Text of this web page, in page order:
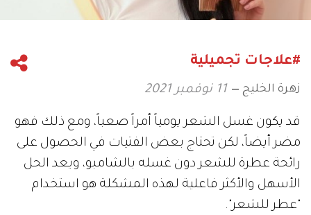
#علاجات تجميلية
زهرة الخليج 11 نوفمبر 2021
قد يكون غسل الشعر يومياً أمراً صعباً، ومع ذلك فهو
مضر أيضاً، لكن تحتاج بعض الفتيات في الحصول على
رائحة عطرة للشعر دون غسله بالشامبو، ويعد الحل
الأسهل والأكثر فاعلية لهذه المشكلة هو استخدام
"عطر للشعر".